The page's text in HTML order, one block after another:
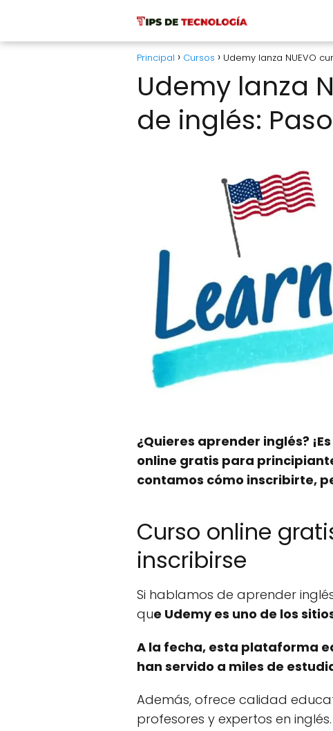
Principal Cursos Udemy lanza NUEVO
Udemy lanza
de inglés:
¿Quieres aprender inglés?
online gratis para
contamos cómo inscribirte,
Curso online
inscribirse
Si hablamos de aprender
que Udemy es uno de los
A la fecha, esta plataforma
han servido a miles de
Además, ofrece calidad
profesores y expertos en inglés.